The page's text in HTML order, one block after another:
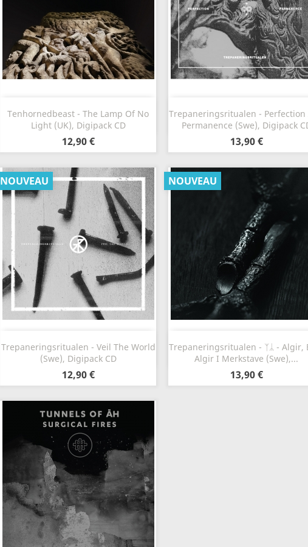
Tenhornedbeast - The Lamp Of No
Light (UK), Digipack CD
12,90 €
Aperçu rapide
Trepaneringsritualen - Perfection
Permanence (Swe), Digipack
13,90 €
 Aperçu rapide
Trepaneringsritualen - Veil The World
(Swe), Digipack CD
12,90 €
NOUVEAU
 Aperçu rapide
Trepaneringsritualen - ᛉᛦ - Algir,
Algir I Merkstave (Swe),...
13,90 €
NOUVEAU
 Aperçu rapide